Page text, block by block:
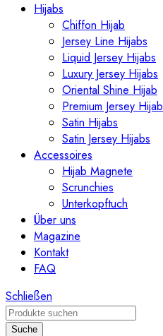
Hijabs
Chiffon Hijab
Jersey Line Hijabs
Liquid Jersey Hijabs
Luxury Jersey Hijabs
Oriental Shine Hijab
Premium Jersey Hijab
Satin Hijabs
Satin Jersey Hijabs
Accessoires
Hijab Magnete
Scrunchies
Unterkopftuch
Über uns
Magazine
Kontakt
FAQ
Schließen
Suche